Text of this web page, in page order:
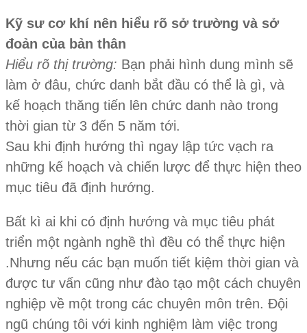
Kỹ sư cơ khí nên hiểu rõ sở trường và sở
đoản của bản thân
Hiểu rõ thị trường: Bạn phải hình dung mình sẽ
làm ở đâu, chức danh bắt đầu có thể là gì, và
kế hoạch thăng tiến lên chức danh nào trong
thời gian từ 3 đến 5 năm tới.
Sau khi định hướng thì ngay lập tức vạch ra
những kế hoạch và chiến lược để thực hiện theo
mục tiêu đã định hướng.
Bất kì ai khi có định hướng và mục tiêu phát
triển một ngành nghề thì đều có thể thực hiện
.Nhưng nếu các bạn muốn tiết kiệm thời gian và
được tư vấn cũng như đào tạo một cách chuyên
nghiệp về một trong các chuyên môn trên. Đội
ngũ chúng tôi với kinh nghiệm làm việc trong